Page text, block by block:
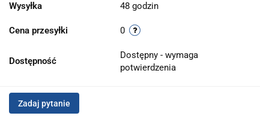
Wysyłka 48 godzin
Cena przesyłki 0
Dostępność
Dostępny - wymaga
potwierdzenia
Zadaj pytanie